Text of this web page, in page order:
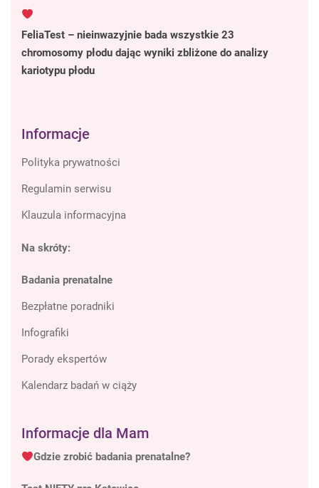
FeliaTest – nieinwazyjnie bada wszystkie 23
chromosomy płodu dając wyniki zbliżone do analizy
kariotypu płodu
Informacje
Polityka prywatności
Regulamin serwisu
Klauzula informacyjna
Na skróty:
Badania prenatalne
Bezpłatne poradniki
Infografiki
Porady ekspertów
Kalendarz badań w ciąży
Informacje dla Mam
Gdzie zrobić badania prenatalne?